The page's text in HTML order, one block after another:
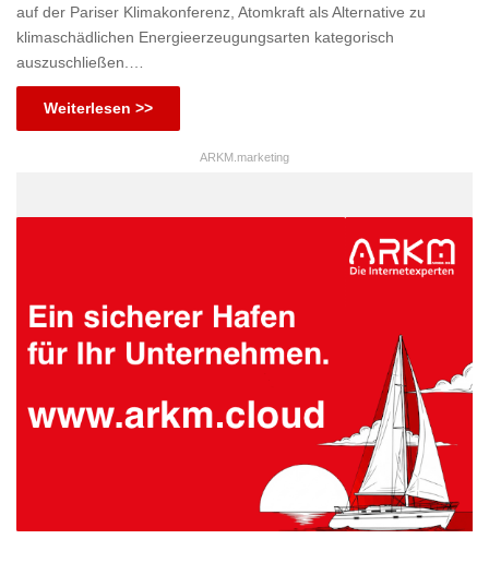
auf der Pariser Klimakonferenz, Atomkraft als Alternative zu
klimaschädlichen Energieerzeugungsarten kategorisch
auszuschließen.…
Weiterlesen >>
ARKM.marketing